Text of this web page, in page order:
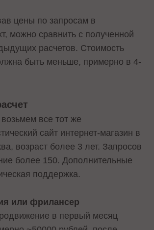
цены по запросам в
можно сравнить с полученной
расчетов. Стоимость
быть меньше, примерно в 4-
все тот же
сайт интернет-магазин в
возраст более 3 лет. Запросов
более 150. Дополнительные
поддержка.
или фрилансер
в первый месяц